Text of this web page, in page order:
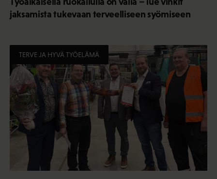
jaksamista tukevaan terveelliseen syömiseen
TERVE JA HYVÄ TYÖELÄMÄ